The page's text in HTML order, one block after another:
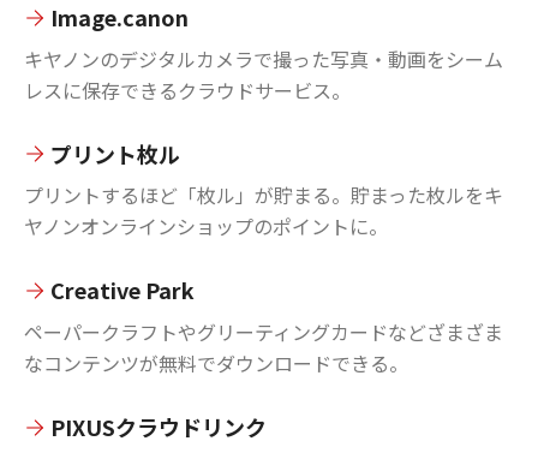
Image.canon
キヤノンのデジタルカメラで撮った写真・動画をシーム
レスに保存できるクラウドサービス。
プリント枚ル
プリントするほど「枚ル」が貯まる。貯まった枚ルをキ
ヤノンオンラインショップのポイントに。
Creative Park
ペーパークラフトやグリーティングカードなどざまざま
なコンテンツが無料でダウンロードできる。
PIXUSクラウドリンク